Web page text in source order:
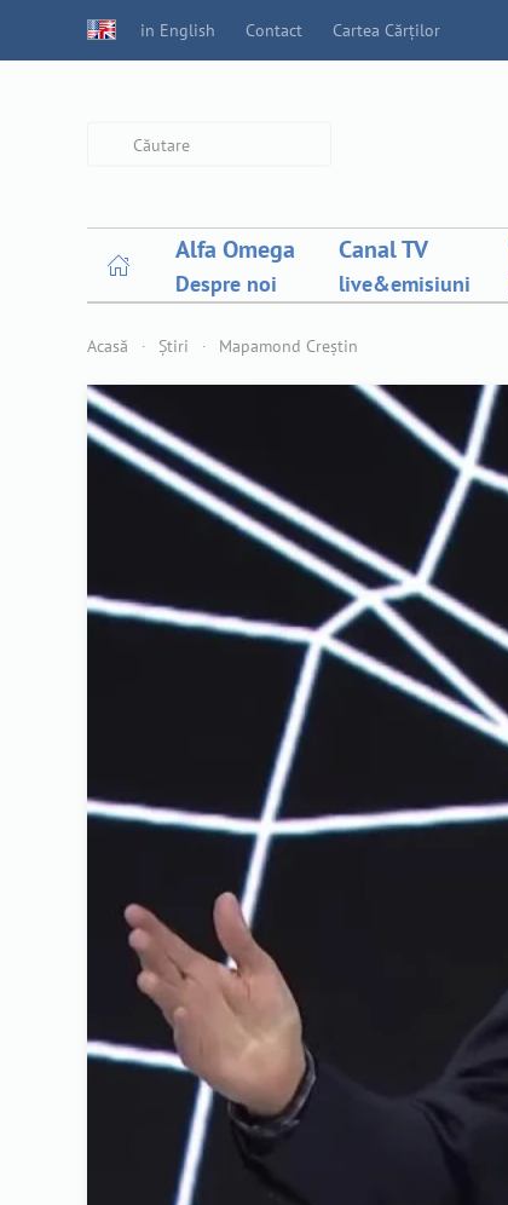
in English Contact Cartea Cărților
Alfa Omega
Despre noi
Canal TV
live&emisiuni
Acasă Știri Mapamond Creștin